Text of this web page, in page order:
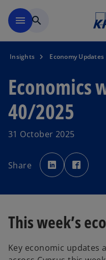
menu search
Insights Economy Updates
Economics
40/2025
31 October 2025
Share
o
p
e
n
w
t
a
p
e
t
a
This week’s
Key economic updates